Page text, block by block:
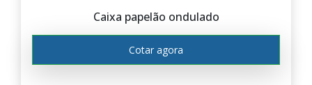
Caixa papelão ondulado
Cotar agora